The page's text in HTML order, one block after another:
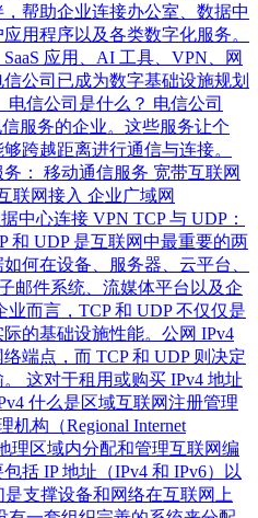
帮助企业连接办公室、数据中
用程序以及各类数字化服务。
应用、AI 工具、VPN、网
公司已成为数字基础设施规划
信公司是什么？ 电信公司
信服务的企业。这些服务让个
跨越距离进行通信与连接。
： 移动通信服务 宽带互联网
联网接入 企业广域网
中心连接 VPN TCP 与 UDP：
和 UDP 是互联网中最重要的两
何在设备、服务器、云平台、
邮件系统、流媒体平台以及企
而言，TCP 和 UDP 不仅仅是
的基础设施性能。公网 IPv4
端点，而 TCP 和 UDP 则决定
这对于租用或购买 IPv4 地址
什么是区域互联网注册管理
机构（Regional Internet
理区域内分配和管理互联网编
括 IP 地址（IPv4 和 IPv6）以
支撑设备和网络在互联网上